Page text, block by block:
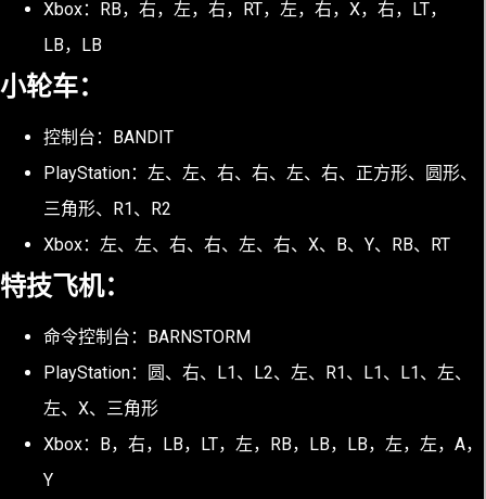
Xbox：RB，右，左，右，RT，左，右，X，右，LT，
LB，LB
小轮车：
控制台：BANDIT
PlayStation：左、左、右、右、左、右、正方形、圆形、
三角形、R1、R2
Xbox：左、左、右、右、左、右、X、B、Y、RB、RT
特技飞机：
命令控制台：BARNSTORM
PlayStation：圆、右、L1、L2、左、R1、L1、L1、左、
左、X、三角形
Xbox：B，右，LB，LT，左，RB，LB，LB，左，左，A，
Y